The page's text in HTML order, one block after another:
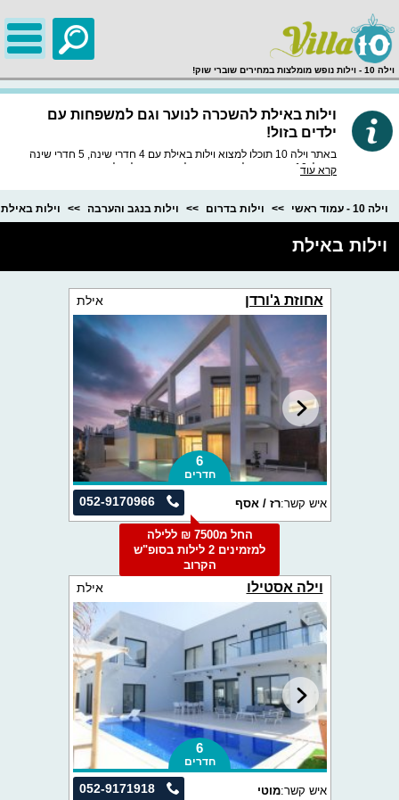
וילה 10 - וילות נופש מומלצות במחירים שוברי שוק!
וילות באילת להשכרה לנוער וגם למשפחות עם
ילדים בזול!
באתר וילה 10 תוכלו למצוא וילות באילת עם 4 חדרי שינה, 5 חדרי שינה
ואפילו 10 חדרים גדולים ומרווחים ליד מפרץ אילת וליד מקומות סופר
באתר וילה 10 עוד היום וילה באילת עם בריכה פרטית שכולה רק שלכם
ותהנו מאבזור ברמות הגבוהות ביותר שיש!
קרא עוד
וילה 10 - עמוד ראשי וילות בדרום וילות בנגב והערבה וילות באילת
וילות באילת
אחוזת ג'ורדן אילת
6
חדרים
052-9170966 איש קשר:רז / אסף
החל מ7500 ₪ ללילה
למזמינים 2 לילות בסופ"ש
הקרוב
וילה אסטילו אילת
6
חדרים
052-9171918 איש קשר:מוטי